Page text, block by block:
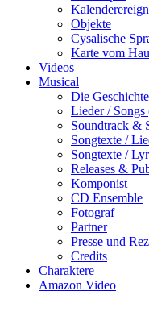
Objekte
Cysalische
Karte vom
Videos
Musical
Die
Lieder / Songs
Soundtrack &
Songtexte /
Songtexte /
Releases &
Komponist
CD Ensemble
Fotograf
Partner
Presse und
Credits
Charaktere
Amazon Video